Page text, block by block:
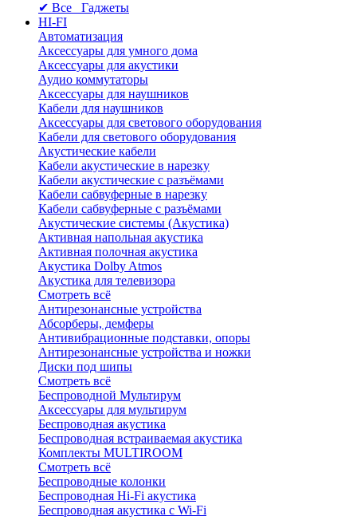
✔ Все Гаджеты
HI-FI
Автоматизация
Аксессуары для умного дома
Аксессуары для акустики
Аудио коммутаторы
Аксессуары для наушников
Кабели для наушников
Аксессуары для светового оборудования
Кабели для светового оборудования
Акустические кабели
Кабели акустические в нарезку
Кабели акустические с разъёмами
Кабели сабвуферные в нарезку
Кабели сабвуферные с разъёмами
Акустические системы (Акустика)
Активная напольная акустика
Активная полочная акустика
Акустика Dolby Atmos
Акустика для телевизора
Смотреть всё
Антирезонансные устройства
Абсорберы, демферы
Антивибрационные подставки, опоры
Антирезонансные устройства и ножки
Диски под шипы
Смотреть всё
Беспроводной Мультирум
Аксессуары для мультирум
Беспроводная акустика
Беспроводная встраиваемая акустика
Комплекты MULTIROOM
Смотреть всё
Беспроводные колонки
Беспроводная Hi-Fi акустика
Беспроводная акустика с Wi-Fi